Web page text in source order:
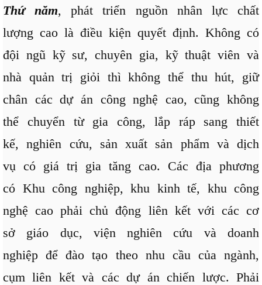
Thứ năm, phát triển nguồn nhân lực chất
lượng cao là điều kiện quyết định. Không có
đội ngũ kỹ sư, chuyên gia, kỹ thuật viên và
nhà quản trị giỏi thì không thể thu hút, giữ
chân các dự án công nghệ cao, cũng không
thể chuyển từ gia công, lắp ráp sang thiết
kế, nghiên cứu, sản xuất sản phẩm và dịch
vụ có giá trị gia tăng cao. Các địa phương
có Khu công nghiệp, khu kinh tế, khu công
nghệ cao phải chủ động liên kết với các cơ
sở giáo dục, viện nghiên cứu và doanh
nghiệp để đào tạo theo nhu cầu của ngành,
cụm liên kết và các dự án chiến lược. Phải